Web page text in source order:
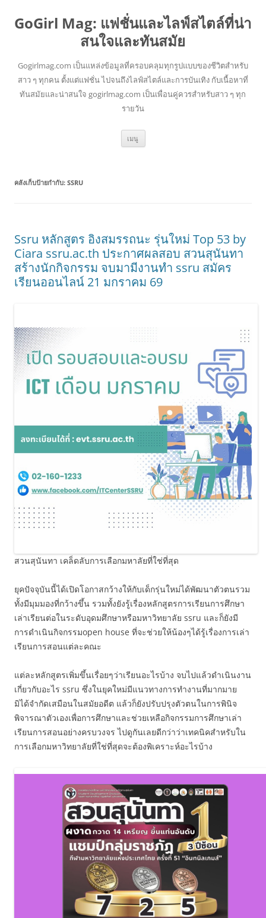
GoGirl Mag: แฟชั่นและไลฟ์สไตล์ที่น่า
สนใจและทันสมัย
Gogirlmag.com เป็นแหล่งข้อมูลที่ครอบคลุมทุกรูปแบบของชีวิตสำหรับ
สาว ๆ ทุกคน ตั้งแต่แฟชั่น ไปจนถึงไลฟ์สไตล์และการบันเทิง กับเนื้อหาที่
ทันสมัยและน่าสนใจ gogirlmag.com เป็นเพื่อนคู่ควรสำหรับสาว ๆ ทุก
รายวัน
เมนู ข้าม
ยัง
คลังเก็บป้ายกำกับ: SSRU
Ssru หลักสูตร อิงสมรรถนะ รุ่นใหม่ Top 53 by
Ciara ssru.ac.th ประกาศผลสอบ สวนสุนันทา
สร้างนักกิจกรรม จบมามีงานทำ ssru สมัคร
เรียนออนไลน์ 21 มกราคม 69
สวนสุนันทา เคล็ดลับการเลือกมหาลัยที่ใช่ที่สุด
ยุคปัจจุบันนี้ได้เปิดโอกาสกว้างให้กับเด็กรุ่นใหม่ได้พัฒนาตัวตนรวม
ทั้งมีมุมมองที่กว้างขึ้น รวมทั้งยังรู้เรื่องหลักสูตรการเรียนการศึกษา
เล่าเรียนต่อในระดับอุดมศึกษาหรือมหาวิทยาลัย ssru และก็ยังมี
การดำเนินกิจกรรมopen house ที่จะช่วยให้น้องๆได้รู้เรื่องการเล่า
เรียนการสอนแต่ละคณะ
แต่ละหลักสูตรเพิ่มขึ้นเรื่อยๆว่าเรียนอะไรบ้าง จบไปแล้วดำเนินงาน
เกี่ยวกับอะไร ssru ซึ่งในยุคใหม่มีแนวทางการทำงานที่มากมาย
มิได้จำกัดเสมือนในสมัยอดีต แล้วก็ยังปรับปรุงตัวตนในการพินิจ
พิจารณาตัวเองเพื่อการศึกษาและช่วยเหลือกิจกรรมการศึกษาเล่า
เรียนการสอนอย่างครบวงจร ไปดูกันเลยดีกว่าว่าเทคนิคสำหรับใน
การเลือกมหาวิทยาลัยที่ใช่ที่สุดจะต้องพิเคราะห์อะไรบ้าง